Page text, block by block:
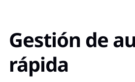
Gestión de
rápida